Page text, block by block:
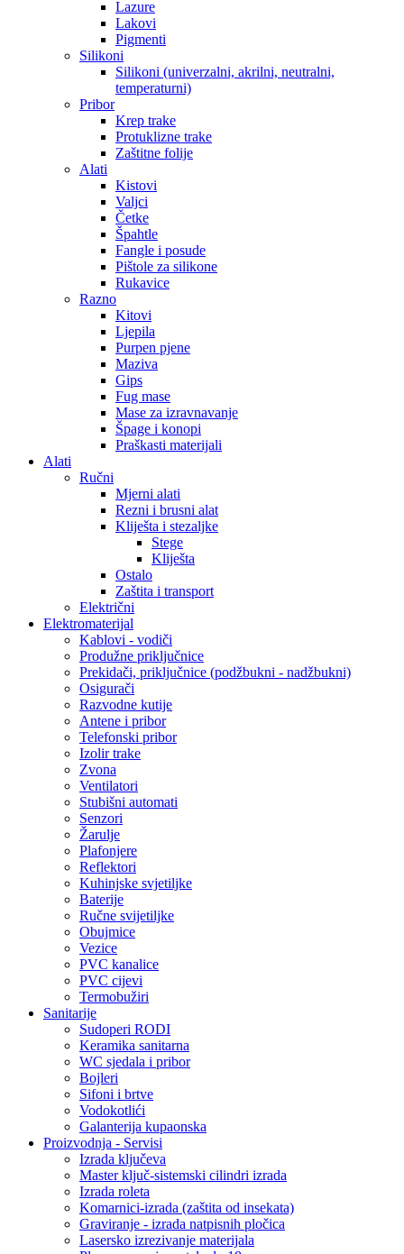
Lazure
Lakovi
Pigmenti
Silikoni
Silikoni (univerzalni, akrilni, neutralni,
temperaturni)
Pribor
Krep trake
Protuklizne trake
Zaštitne folije
Alati
Kistovi
Valjci
Četke
Špahtle
Fangle i posude
Pištole za silikone
Rukavice
Razno
Kitovi
Ljepila
Purpen pjene
Maziva
Gips
Fug mase
Mase za izravnavanje
Špage i konopi
Praškasti materijali
Alati
Ručni
Mjerni alati
Rezni i brusni alat
Kliješta i stezaljke
Stege
Kliješta
Ostalo
Zaštita i transport
Električni
Elektromaterijal
Kablovi - vodiči
Produžne priključnice
Prekidači, priključnice (podžbukni - nadžbukni)
Osigurači
Razvodne kutije
Antene i pribor
Telefonski pribor
Izolir trake
Zvona
Ventilatori
Stubišni automati
Senzori
Žarulje
Plafonjere
Reflektori
Kuhinjske svjetiljke
Baterije
Ručne svijetiljke
Obujmice
Vezice
PVC kanalice
PVC cijevi
Termobužiri
Sanitarije
Sudoperi RODI
Keramika sanitarna
WC sjedala i pribor
Bojleri
Sifoni i brtve
Vodokotlići
Galanterija kupaonska
Proizvodnja - Servisi
Izrada ključeva
Master ključ-sistemski cilindri izrada
Izrada roleta
Komarnici-izrada (zaštita od insekata)
Graviranje - izrada natpisnih pločica
Lasersko izrezivanje materijala